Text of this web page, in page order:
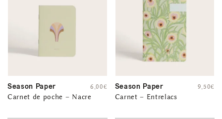
Season Paper
Carnet de poche – Nacre
6,00€ Season Paper
Carnet – Entrelacs
9,50€